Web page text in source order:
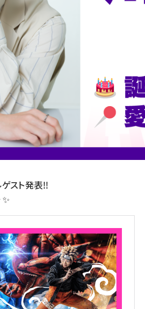
スト発表‼️